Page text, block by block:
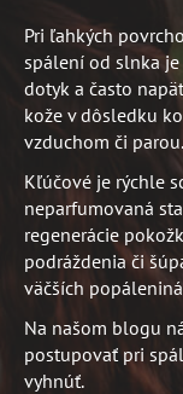
Pri ľahkých
spálení od slnka
dotyk a často
kože v dôsledku
vzduchom či parou.
Kľúčové je rýchle
neparfumovaná
regenerácie
podráždenia či
väčších
Na našom blogu
postupovať pri
vyhnúť.